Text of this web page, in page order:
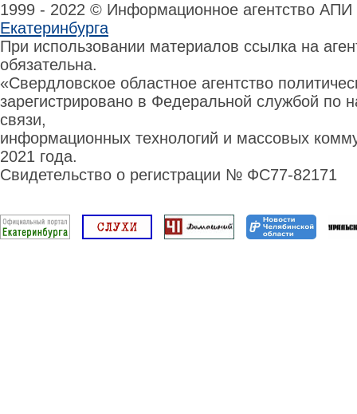
1999 - 2022 © Информационное агентство
Екатеринбурга
При использовании материалов ссылка на
обязательна.
«Свердловское областное агентство
зарегистрировано в Федеральной службой по
связи,
информационных технологий и массовых
2021 года.
Свидетельство о регистрации № ФС77-82171